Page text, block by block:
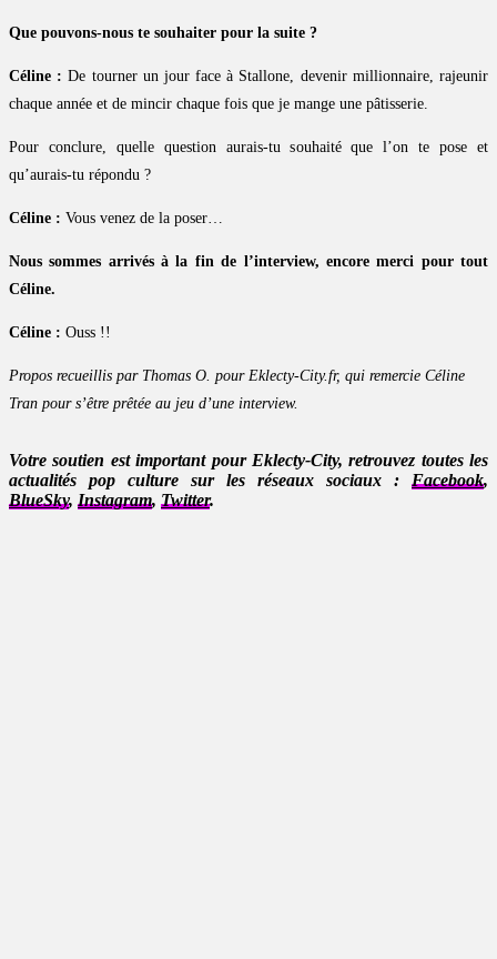
Que pouvons-nous te souhaiter pour la suite ?
Céline : De tourner un jour face à Stallone, devenir millionnaire, rajeunir
chaque année et de mincir chaque fois que je mange une pâtisserie.
Pour conclure, quelle question aurais-tu souhaité que l’on te pose et
qu’aurais-tu répondu ?
Céline : Vous venez de la poser…
Nous sommes arrivés à la fin de l’interview, encore merci pour tout
Céline.
Céline : Ouss !!
Propos recueillis par Thomas O. pour Eklecty-City.fr, qui remercie Céline
Tran pour s’être prêtée au jeu d’une interview.
Votre soutien est important pour Eklecty-City, retrouvez toutes les
actualités pop culture sur les réseaux sociaux : Facebook,
BlueSky, Instagram, Twitter.